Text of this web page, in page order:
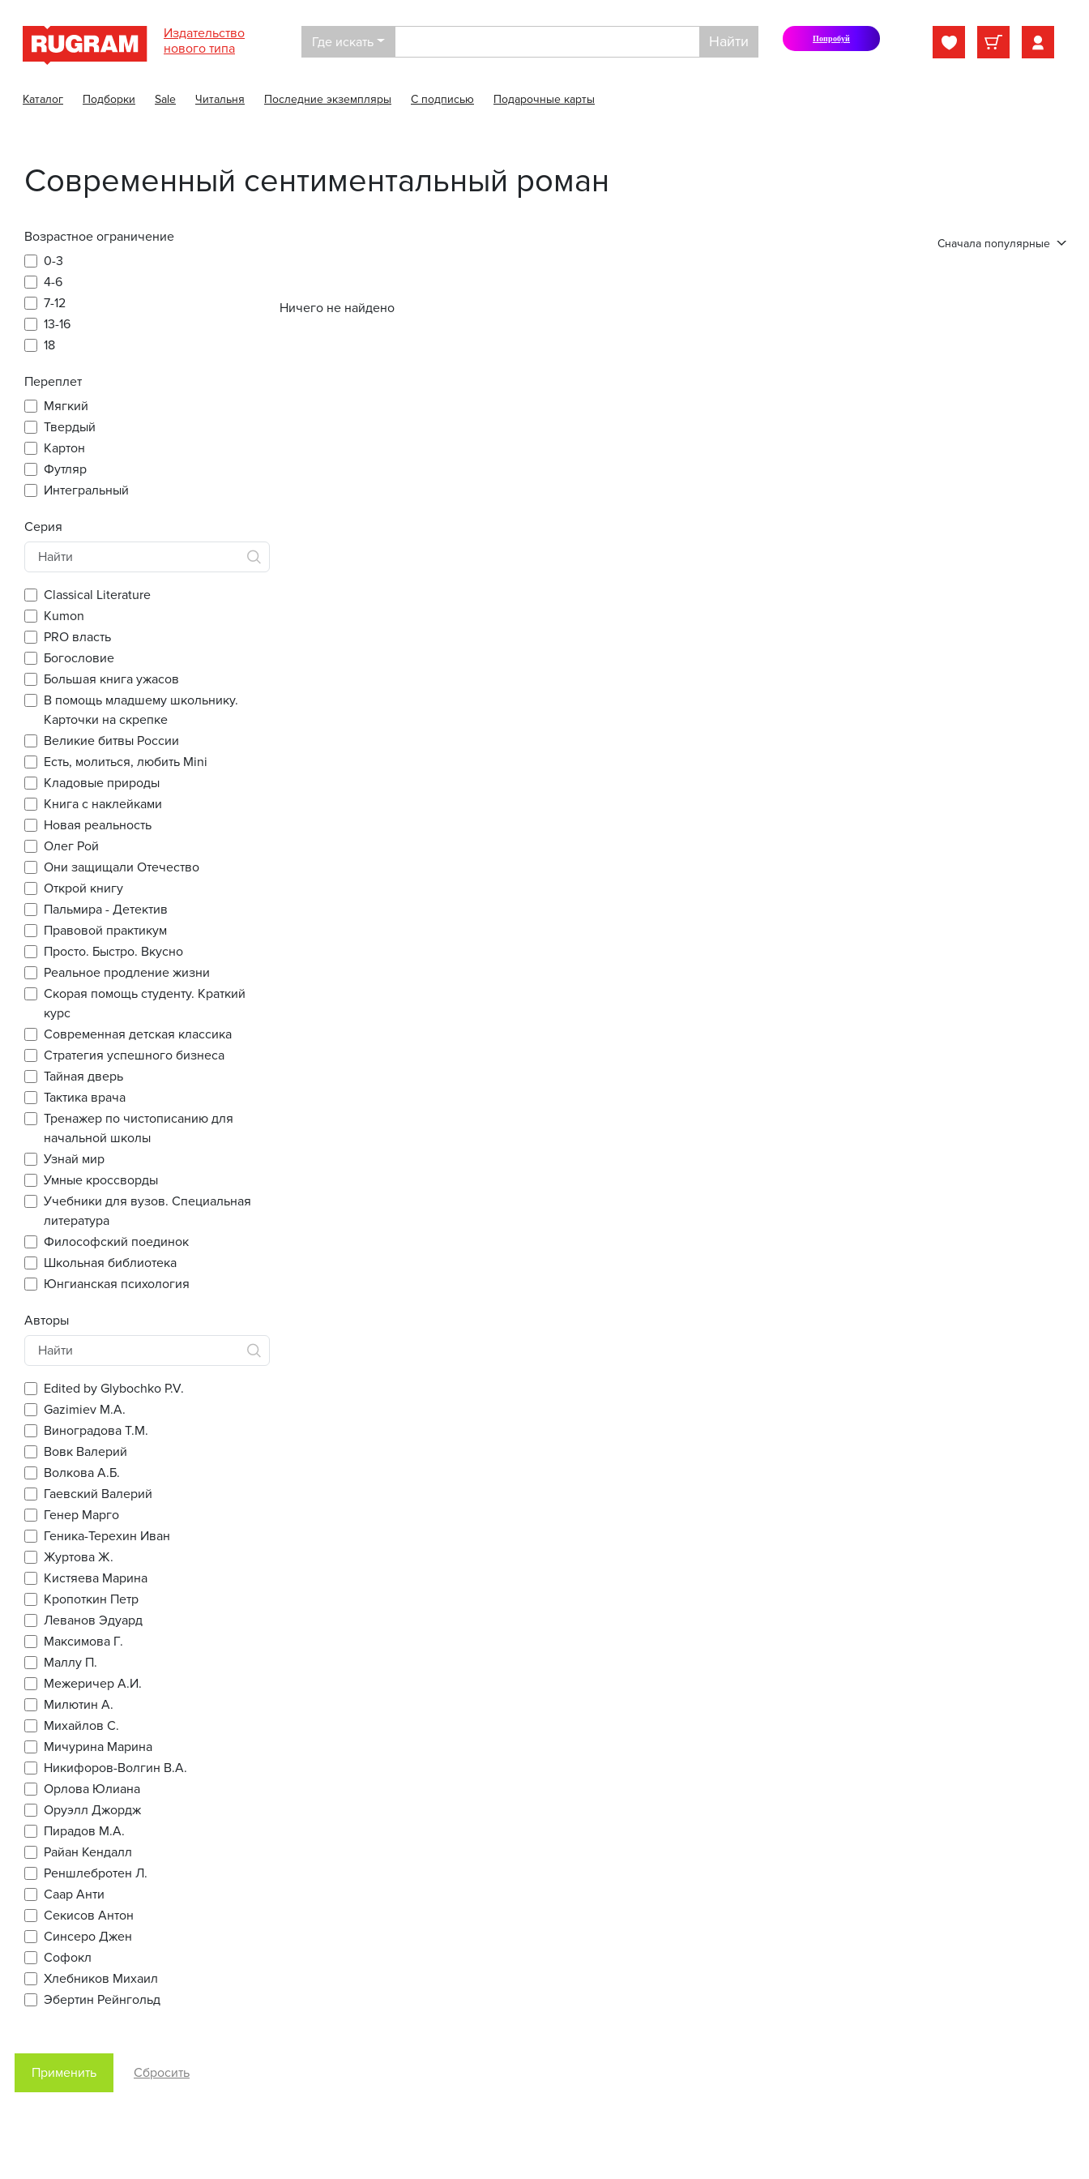
Издательство
нового типа
Где искать Найти Попробуй
Каталог Подборки Sale Читальня Последние экземпляры С подписью Подарочные карты
Современный сентиментальный роман
Возрастное ограничение
0-3
4-6
7-12
13-16
18
Переплет
Мягкий
Твердый
Картон
Футляр
Интегральный
Серия
Classical Literature
Kumon
PRO власть
Богословие
Большая книга ужасов
В помощь младшему школьнику.
Карточки на скрепке
Великие битвы России
Есть, молиться, любить Mini
Кладовые природы
Книга с наклейками
Новая реальность
Олег Рой
Они защищали Отечество
Открой книгу
Пальмира - Детектив
Правовой практикум
Просто. Быстро. Вкусно
Реальное продление жизни
Скорая помощь студенту. Краткий
курс
Современная детская классика
Стратегия успешного бизнеса
Тайная дверь
Тактика врача
Тренажер по чистописанию для
начальной школы
Узнай мир
Умные кроссворды
Учебники для вузов. Специальная
литература
Философский поединок
Школьная библиотека
Юнгианская психология
Авторы
Edited by Glybochko P.V.
Gazimiev M.A.
Виноградова Т.М.
Вовк Валерий
Волкова А.Б.
Гаевский Валерий
Генер Марго
Геника-Терехин Иван
Журтова Ж.
Кистяева Марина
Кропоткин Петр
Леванов Эдуард
Максимова Г.
Маллу П.
Межеричер А.И.
Милютин А.
Михайлов С.
Мичурина Марина
Никифоров-Волгин В.А.
Орлова Юлиана
Оруэлл Джордж
Пирадов М.А.
Райан Кендалл
Реншлебротен Л.
Саар Анти
Секисов Антон
Синсеро Джен
Софокл
Хлебников Михаил
Эбертин Рейнгольд
Сначала популярные
Ничего не найдено